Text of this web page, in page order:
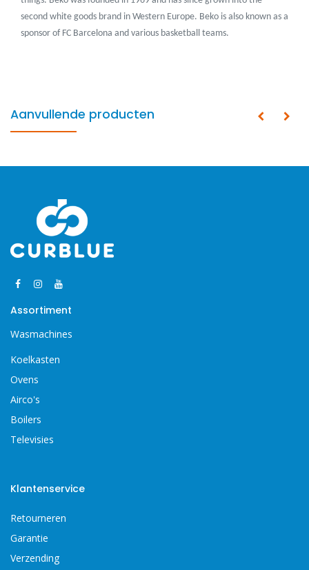
second white goods brand in Western Europe. Beko is also known as a
sponsor of FC Barcelona and various basketball teams.
Aanvullende producten
Assortiment
Wasmachines
Koelkasten
Ovens
Airco's
Boilers
Televisies
Klantenservice
Retourneren
Garantie
Verzending